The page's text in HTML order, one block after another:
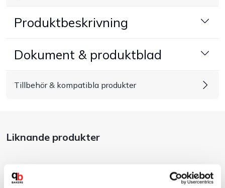
Monin
Handla efter bransch
Om Bakers
Produktbeskrivning
Dokument & produktblad
Tillbehör & kompatibla produkter
Liknande produkter